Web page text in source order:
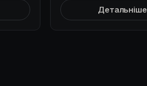
Детальніше